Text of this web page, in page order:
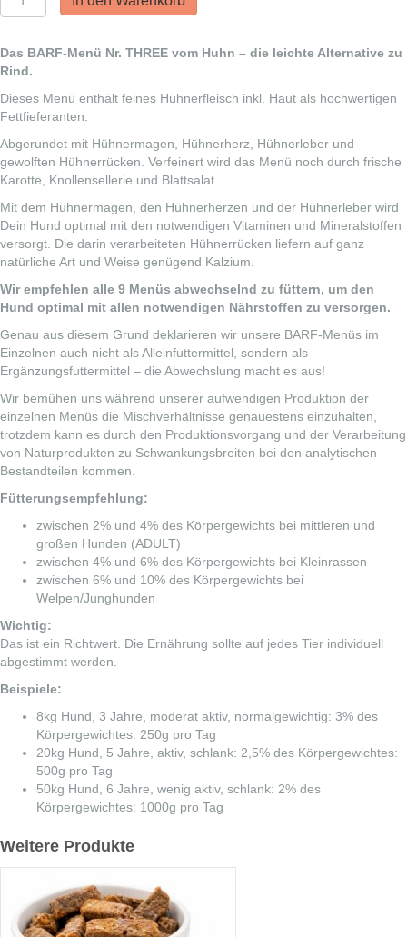
-3-
BARF-
Menü
THREE
Menge
Das BARF-Menü Nr. THREE vom Huhn – die leichte Alternative zu
Rind.
Dieses Menü enthält feines Hühnerfleisch inkl. Haut als hochwertigen
Fettfieferanten.
Abgerundet mit Hühnermagen, Hühnerherz, Hühnerleber und
gewolften Hühnerrücken. Verfeinert wird das Menü noch durch frische
Karotte, Knollensellerie und Blattsalat.
Mit dem Hühnermagen, den Hühnerherzen und der Hühnerleber wird
Dein Hund optimal mit den notwendigen Vitaminen und Mineralstoffen
versorgt. Die darin verarbeiteten Hühnerrücken liefern auf ganz
natürliche Art und Weise genügend Kalzium.
Wir empfehlen alle 9 Menüs abwechselnd zu füttern, um den
Hund optimal mit allen notwendigen Nährstoffen zu versorgen.
Genau aus diesem Grund deklarieren wir unsere BARF-Menüs im
Einzelnen auch nicht als Alleinfuttermittel, sondern als
Ergänzungsfuttermittel – die Abwechslung macht es aus!
Wir bemühen uns während unserer aufwendigen Produktion der
einzelnen Menüs die Mischverhältnisse genauestens einzuhalten,
trotzdem kann es durch den Produktionsvorgang und der Verarbeitung
von Naturprodukten zu Schwankungsbreiten bei den analytischen
Bestandteilen kommen.
Fütterungsempfehlung:
zwischen 2% und 4% des Körpergewichts bei mittleren und
großen Hunden (ADULT)
zwischen 4% und 6% des Körpergewichts bei Kleinrassen
zwischen 6% und 10% des Körpergewichts bei
Welpen/Junghunden
Wichtig:
Das ist ein Richtwert. Die Ernährung sollte auf jedes Tier individuell
abgestimmt werden.
Beispiele:
8kg Hund, 3 Jahre, moderat aktiv, normalgewichtig: 3% des
Körpergewichtes: 250g pro Tag
20kg Hund, 5 Jahre, aktiv, schlank: 2,5% des Körpergewichtes:
500g pro Tag
50kg Hund, 6 Jahre, wenig aktiv, schlank: 2% des
Körpergewichtes: 1000g pro Tag
Weitere Produkte